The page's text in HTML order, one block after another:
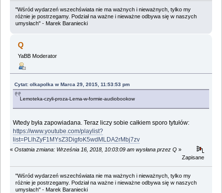
"Wśród wydarzeń wszechświata nie ma ważnych i nieważnych, tylko my
różnie je postrzegamy. Podział na ważne i nieważne odbywa się w naszych
umysłach" - Marek Baraniecki
Q
YaBB Moderator
Cytat: olkapolka w Marca 29, 2015, 11:53:53 pm
Lemoteka-czyli-proza-Lema-w-formie-audiobookow
Wtedy była zapowiadana. Teraz liczy sobie całkiem sporo tytułów:
https://www.youtube.com/playlist?
list=PLlhZyF1MYsZ3DigfoK5wdMLDA2rMbj7zv
« Ostatnia zmiana: Września 16, 2018, 10:03:09 am wysłana przez Q »
Zapisane
"Wśród wydarzeń wszechświata nie ma ważnych i nieważnych, tylko my
różnie je postrzegamy. Podział na ważne i nieważne odbywa się w naszych
umysłach" - Marek Baraniecki